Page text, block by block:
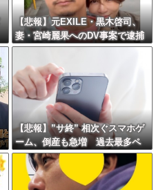
【悲報】元EXILE・黒木啓司、
妻・宮崎麗果へのDV事案で逮捕
されていた！宮崎は全身打撲、
頭部裂傷及び打撲、頸部損
傷・・・
【悲報】”サ終” 相次ぐスマホゲ
ーム、倒産も急増 過去最多ペ
ースで推移 「当たれば一攫千
金」過去の時代に